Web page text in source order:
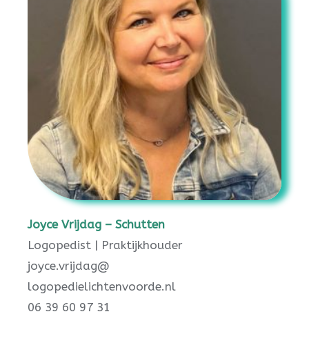
Joyce Vrijdag – Schutten
Logopedist | Praktijkhouder
joyce.vrijdag@
logopedielichtenvoorde.nl
06 39 60 97 31